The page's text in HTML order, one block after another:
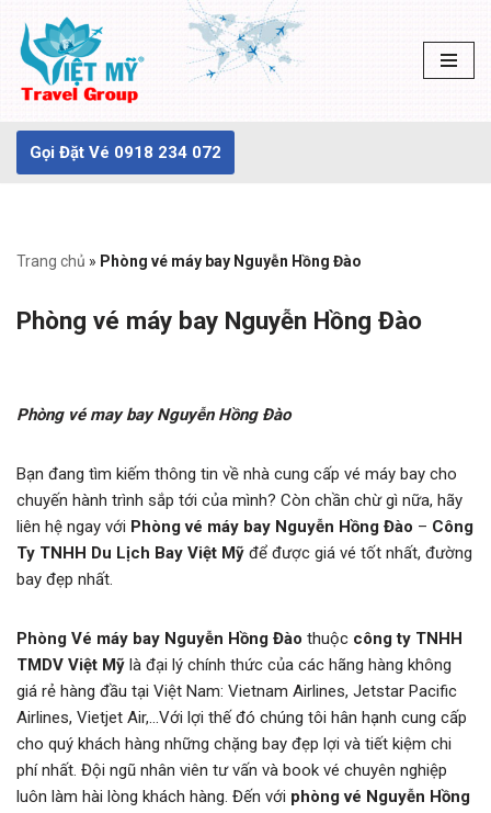
Chuyển
tới
dung
Gọi Đặt Vé 0918 234 072
Trang chủ » Phòng vé máy bay Nguyễn Hồng Đào
Phòng vé máy bay Nguyễn Hồng Đào
Phòng vé may bay Nguyễn Hồng Đào
Bạn đang tìm kiếm thông tin về nhà cung cấp vé máy bay cho
chuyến hành trình sắp tới của mình? Còn chần chừ gì nữa, hãy
liên hệ ngay với Phòng vé máy bay Nguyễn Hồng Đào – Công
Ty TNHH Du Lịch Bay Việt Mỹ để được giá vé tốt nhất, đường
bay đẹp nhất.
Phòng Vé máy bay Nguyễn Hồng Đào thuộc công ty TNHH
TMDV Việt Mỹ là đại lý chính thức của các hãng hàng không
giá rẻ hàng đầu tại Việt Nam: Vietnam Airlines, Jetstar Pacific
Airlines, Vietjet Air,…Với lợi thế đó chúng tôi hân hạnh cung cấp
cho quý khách hàng những chặng bay đẹp lợi và tiết kiệm chi
phí nhất. Đội ngũ nhân viên tư vấn và book vé chuyên nghiệp
luôn làm hài lòng khách hàng. Đến với phòng vé Nguyễn Hồng